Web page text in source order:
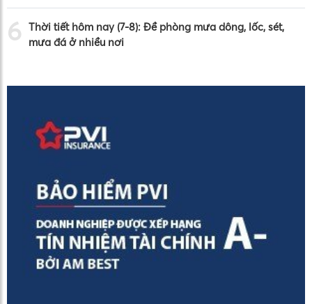
6 Thời tiết hôm nay (7-8): Đề phòng mưa dông, lốc, sét,
mưa đá ở nhiều nơi